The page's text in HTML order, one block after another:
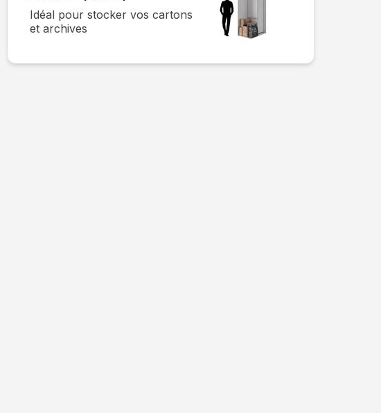
Idéal pour stocker vos cartons
et archives